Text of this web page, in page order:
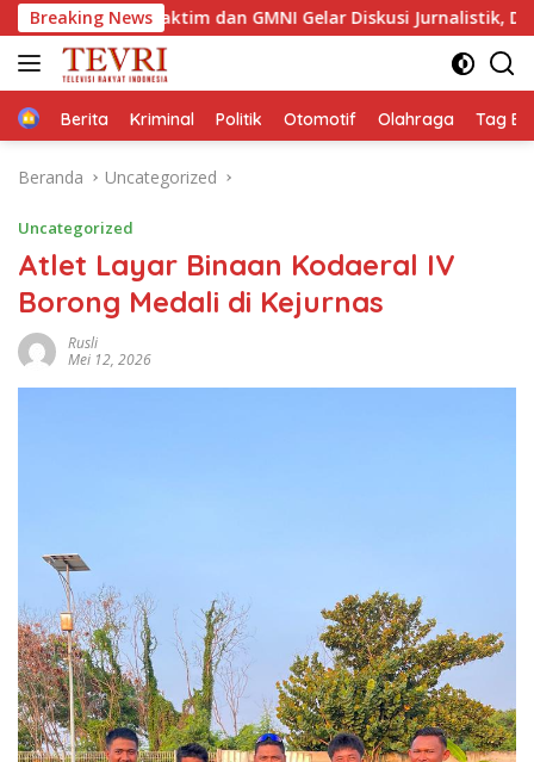
Langsung
ke
konten
Breaking News
Jaktim dan GMNI Gelar Diskusi Jurnalistik, Dorong Gen Z
HomeBerita Kriminal Politik Otomotif Olahraga Tag
Beranda Uncategorized
Uncategorized
Atlet Layar Binaan Kodaeral IV
Borong Medali di Kejurnas
Rusli
Mei 12, 2026